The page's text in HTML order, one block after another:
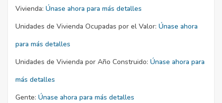
Vivienda: Únase ahora para más detalles
Unidades de Vivienda Ocupadas por el Valor: Únase ahora
para más detalles
Unidades de Vivienda por Año Construido: Únase ahora para
más detalles
Gente: Únase ahora para más detalles